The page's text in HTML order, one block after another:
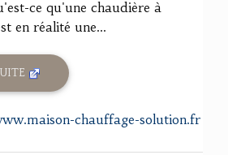
ce qu'une chaudière à
en réalité une...
chauffage-solution.fr